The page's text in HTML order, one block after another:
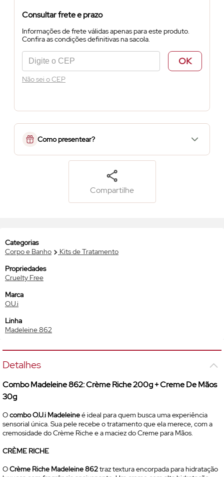
Consultar frete e prazo
Informações de frete válidas apenas para este produto.
Confira as condições definitivas na sacola.
OK
Não sei o CEP
Como presentear?
Compartilhe
Categorias
Corpo e Banho
Kits de Tratamento
Propriedades
Cruelty Free
Marca
O.U.i
Linha
Madeleine 862
Detalhes
Combo Madeleine 862: Crème Riche 200g + Creme De Mãos
30g
Ocombo O.U.i Madeleineé ideal para quem busca uma experiência
sensorial única. Sua pele recebe o tratamento que ela merece, com a
cremosidade do Crème Riche e a maciez do Creme para Mãos.
CRÈME RICHE
OCrème Riche Madeleine 862traz textura encorpada para hidratação